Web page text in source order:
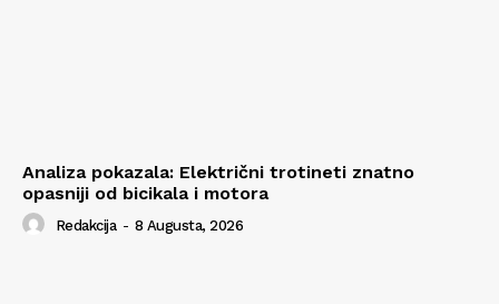
Analiza pokazala: Električni trotineti znatno
opasniji od bicikala i motora
Redakcija - 8 Augusta, 2026